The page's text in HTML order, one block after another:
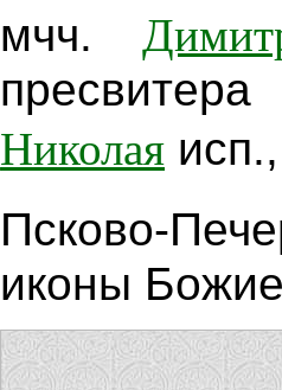
мчч.
Николая
Псково-
иконы